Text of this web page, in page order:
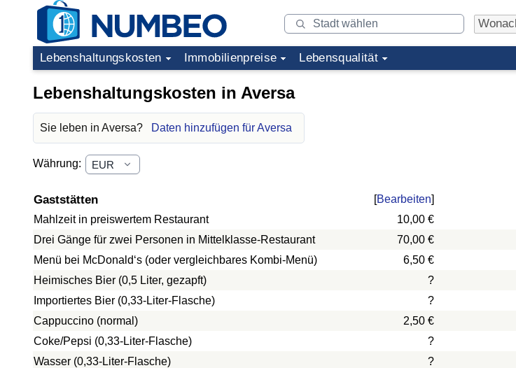
Lebenshaltungskosten Immobilienpreise Lebensqualität
Lebenshaltungskosten in Aversa
Sie leben in Aversa? Daten hinzufügen für Aversa
Währung:
Gaststätten [Bearbeiten]
Mahlzeit in preiswertem Restaurant
10,00 €
Drei Gänge für zwei Personen in Mittelklasse-Restaurant
70,00 €
Menü bei McDonald‘s (oder vergleichbares Kombi-Menü)
6,50 €
Heimisches Bier (0,5 Liter, gezapft)
?
Importiertes Bier (0,33-Liter-Flasche)
?
Cappuccino (normal)
2,50 €
Coke/Pepsi (0,33-Liter-Flasche)
?
Wasser (0,33-Liter-Flasche)
?